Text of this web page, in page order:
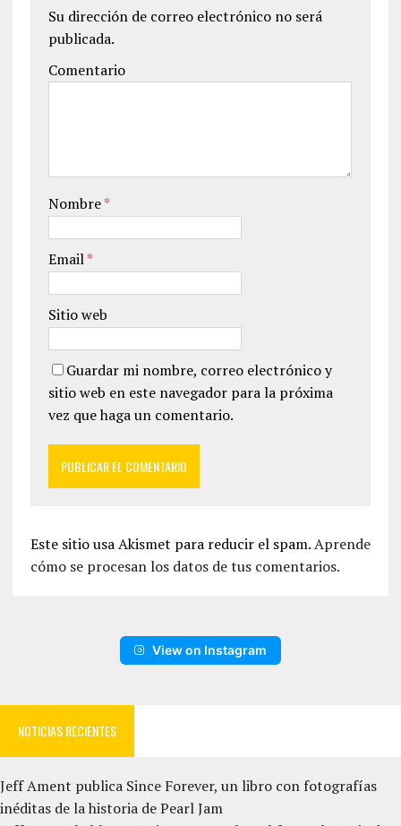
Su dirección de correo electrónico no será
publicada.
Comentario
Nombre*
Email*
Sitio web
Guardar mi nombre, correo electrónico y
sitio web en este navegador para la próxima
vez que haga un comentario.
Este sitio usa Akismet para reducir el spam.Aprende
cómo se procesan los datos de tus comentarios.
View on Instagram
NOTICIAS RECIENTES
Jeff Ament publica Since Forever, un libro con fotografías
inéditas de la historia de Pearl Jam